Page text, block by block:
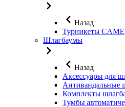
Назад
Турникеты CAME
Шлагбаумы
Назад
Аксессуары для
Антивандальные
Комплекты
Тумбы